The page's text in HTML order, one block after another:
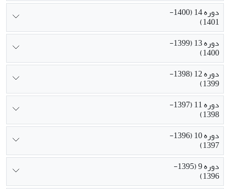
دوره 14 (1400-
1401)
دوره 13 (1399-
1400)
دوره 12 (1398-
1399)
دوره 11 (1397-
1398)
دوره 10 (1396-
1397)
دوره 9 (1395-
1396)